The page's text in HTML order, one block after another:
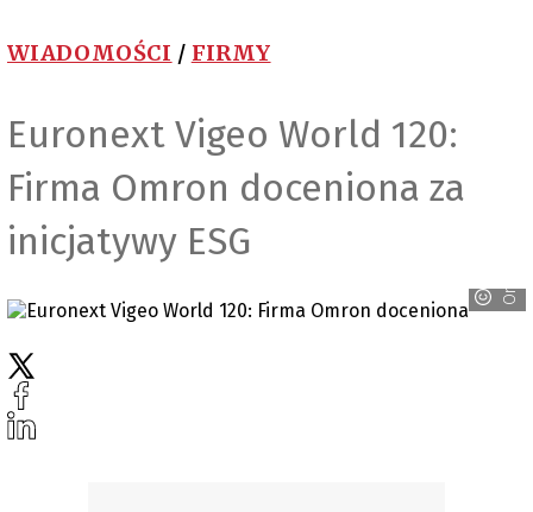
WIADOMOŚCI / FIRMY
Euronext Vigeo World 120:
Firma Omron doceniona za
inicjatywy ESG
Omron